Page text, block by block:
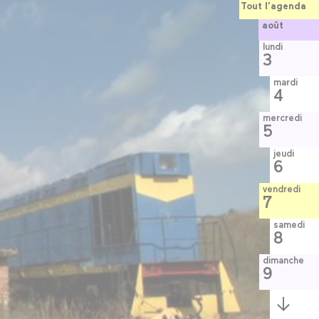
Tout l’agenda
août
lundi
3
mardi
4
mercredi
5
jeudi
6
vendredi
7
samedi
8
dimanche
9
Semaine
suivante